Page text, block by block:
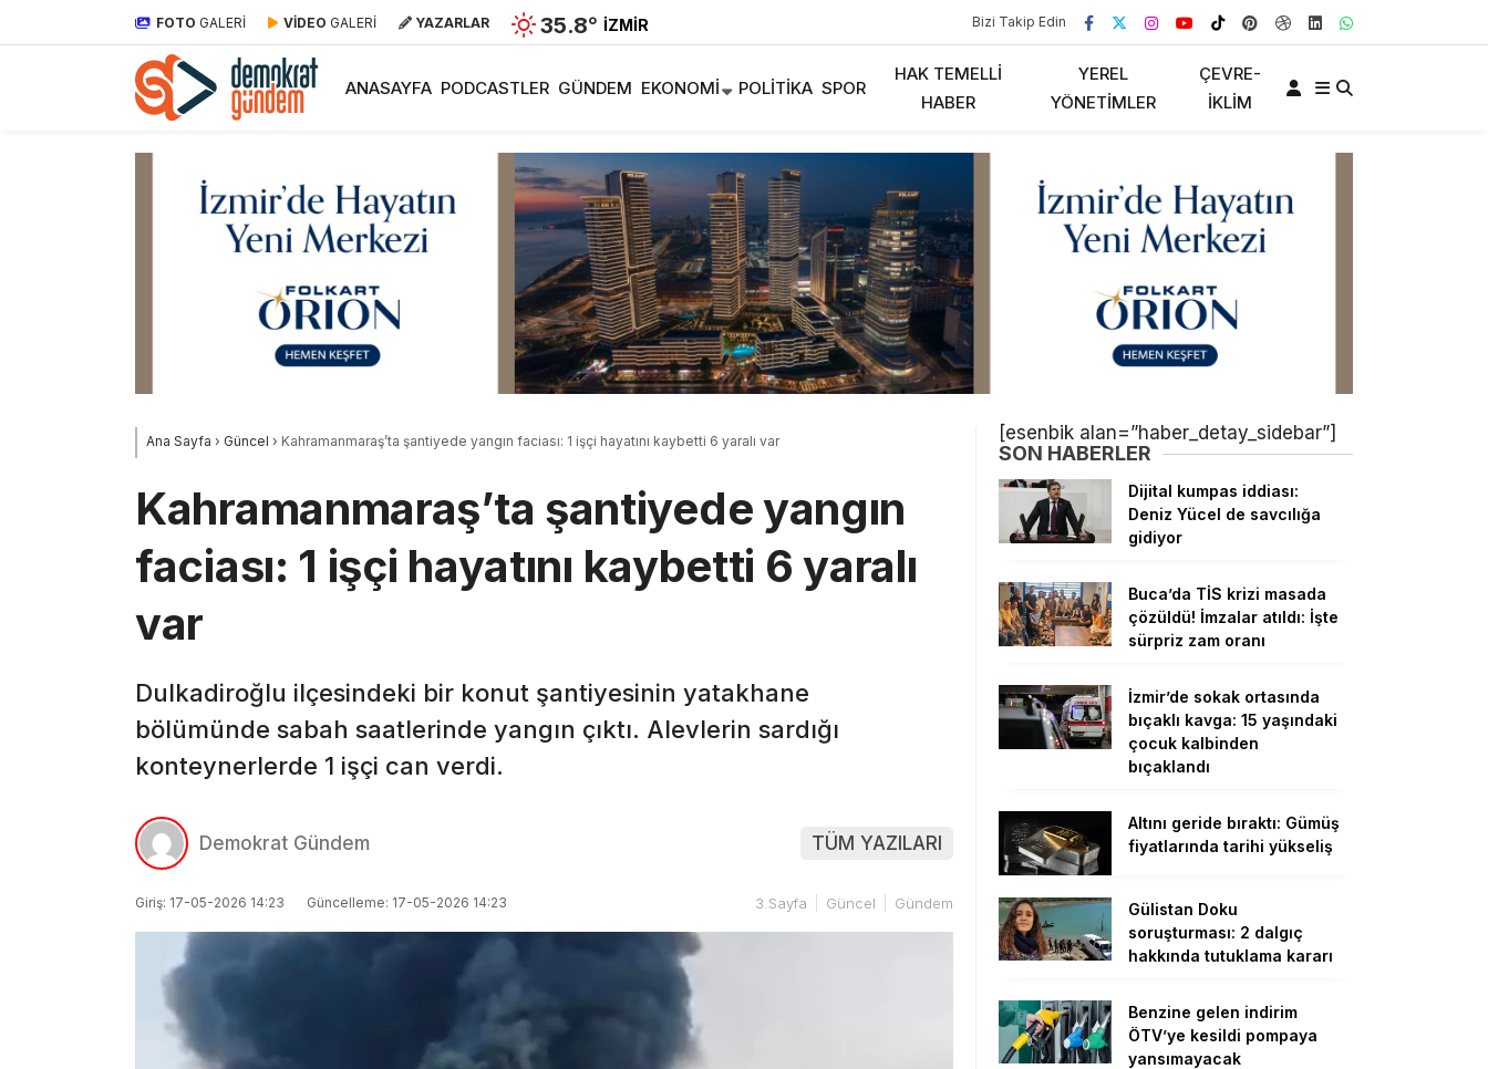
FOTO GALERİ VİDEO GALERİ YAZARLAR 35.8° İZMIR Bizi Takip Edin
ANASAYFA PODCASTLER GÜNDEM EKONOMI POLITIKA SPOR
HAK TEMELLI
HABER
YEREL
YÖNETIMLER
ÇEVRE-
İKLIM
Ana Sayfa › Güncel › Kahramanmaraş’ta şantiyede yangın faciası: 1 işçi hayatını kaybetti 6 yaralı var
Kahramanmaraş’ta şantiyede yangın
faciası: 1 işçi hayatını kaybetti 6 yaralı
var
Dulkadiroğlu ilçesindeki bir konut şantiyesinin yatakhane
bölümünde sabah saatlerinde yangın çıktı. Alevlerin sardığı
konteynerlerde 1 işçi can verdi.
Demokrat Gündem TÜM YAZILARI
Giriş: 17-05-2026 14:23 Güncelleme: 17-05-2026 14:23 3.Sayfa Güncel Gündem
[esenbik alan=”haber_detay_sidebar”]
SON HABERLER
Dijital kumpas iddiası:
Deniz Yücel de savcılığa
gidiyor
Buca’da TİS krizi masada
çözüldü! İmzalar atıldı: İşte
sürpriz zam oranı
İzmir’de sokak ortasında
bıçaklı kavga: 15 yaşındaki
çocuk kalbinden
bıçaklandı
Altını geride bıraktı: Gümüş
fiyatlarında tarihi yükseliş
Gülistan Doku
soruşturması: 2 dalgıç
hakkında tutuklama kararı
Benzine gelen indirim
ÖTV’ye kesildi pompaya
yansımayacak